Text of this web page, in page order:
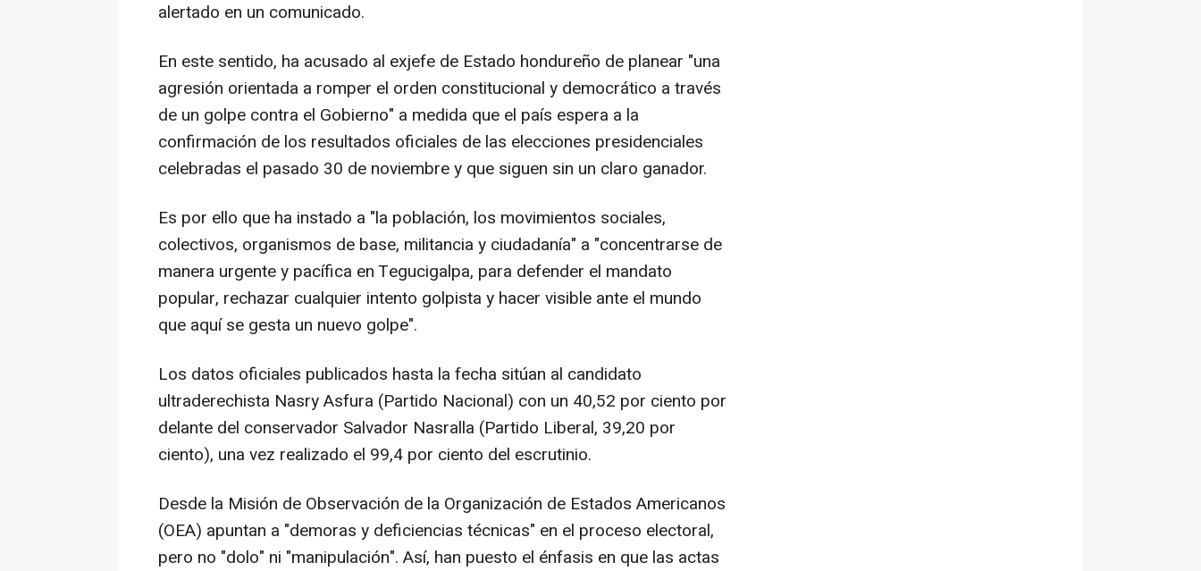
alertado en un comunicado.
En este sentido, ha acusado al exjefe de Estado hondureño de planear "una
agresión orientada a romper el orden constitucional y democrático a través
de un golpe contra el Gobierno" a medida que el país espera a la
confirmación de los resultados oficiales de las elecciones presidenciales
celebradas el pasado 30 de noviembre y que siguen sin un claro ganador.
Es por ello que ha instado a "la población, los movimientos sociales,
colectivos, organismos de base, militancia y ciudadanía" a "concentrarse de
manera urgente y pacífica en Tegucigalpa, para defender el mandato
popular, rechazar cualquier intento golpista y hacer visible ante el mundo
que aquí se gesta un nuevo golpe".
Los datos oficiales publicados hasta la fecha sitúan al candidato
ultraderechista Nasry Asfura (Partido Nacional) con un 40,52 por ciento por
delante del conservador Salvador Nasralla (Partido Liberal, 39,20 por
ciento), una vez realizado el 99,4 por ciento del escrutinio.
Desde la Misión de Observación de la Organización de Estados Americanos
(OEA) apuntan a "demoras y deficiencias técnicas" en el proceso electoral,
pero no "dolo" ni "manipulación". Así, han puesto el énfasis en que las actas